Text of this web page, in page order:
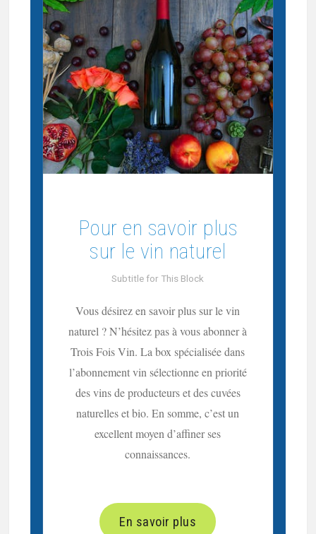
Pour en savoir plus
sur le vin naturel
Subtitle for This Block
Vous désirez en savoir plus sur le vin
naturel ? N’hésitez pas à vous abonner à
Trois Fois Vin. La box spécialisée dans
l’abonnement vin sélectionne en priorité
des vins de producteurs et des cuvées
naturelles et bio. En somme, c’est un
excellent moyen d’affiner ses
connaissances.
En savoir plus